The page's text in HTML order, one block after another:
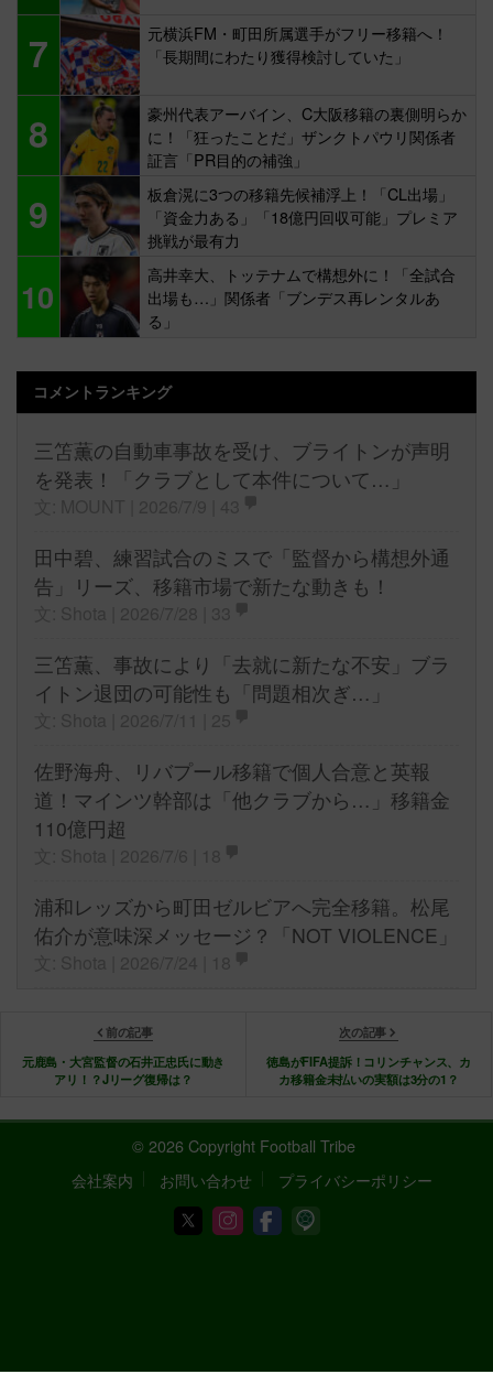
7
元横浜FM・町田所属選手がフリー移籍へ！
「長期間にわたり獲得検討していた」
8
豪州代表アーバイン、C大阪移籍の裏側明らか
に！「狂ったことだ」ザンクトパウリ関係者
証言「PR目的の補強」
9
板倉滉に3つの移籍先候補浮上！「CL出場」
「資金力ある」「18億円回収可能」プレミア
挑戦が最有力
10
高井幸大、トッテナムで構想外に！「全試合
出場も…」関係者「ブンデス再レンタルあ
る」
コメントランキング
三笘薫の自動車事故を受け、ブライトンが声明
を発表！「クラブとして本件について…」
田中碧、練習試合のミスで「監督から構想外通
告」リーズ、移籍市場で新たな動きも！
三笘薫、事故により「去就に新たな不安」ブラ
イトン退団の可能性も「問題相次ぎ…」
佐野海舟、リバプール移籍で個人合意と英報
道！マインツ幹部は「他クラブから…」移籍金
110億円超
浦和レッズから町田ゼルビアへ完全移籍。松尾
佑介が意味深メッセージ？「NOT VIOLENCE」
前の記事
元鹿島・大宮監督の石井正忠氏に動き
アリ！？Jリーグ復帰は？
次の記事
徳島がFIFA提訴！コリンチャンス、カ
カ移籍金未払いの実額は3分の1？
© 2026 Copyright Football Tribe
会社案内
お問い合わせ プライバシーポリシー